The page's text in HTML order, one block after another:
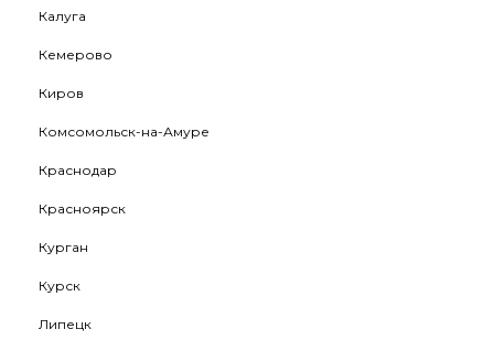
Калуга
Кемерово
Киров
Комсомольск-на-Амуре
Краснодар
Красноярск
Курган
Курск
Липецк